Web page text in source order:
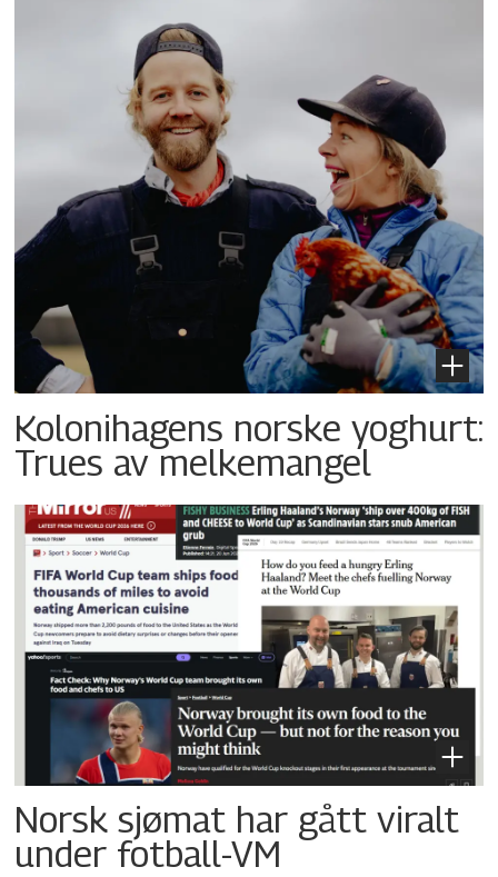
Kolonihagens norske yoghurt:
Trues av melkemangel
Norsk sjømat har gått viralt
under fotball-VM